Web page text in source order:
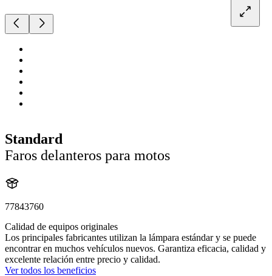
Standard
Faros delanteros para motos
77843760
Calidad de equipos originales
Los principales fabricantes utilizan la lámpara estándar y se puede
encontrar en muchos vehículos nuevos. Garantiza eficacia, calidad y
excelente relación entre precio y calidad.
Ver todos los beneficios